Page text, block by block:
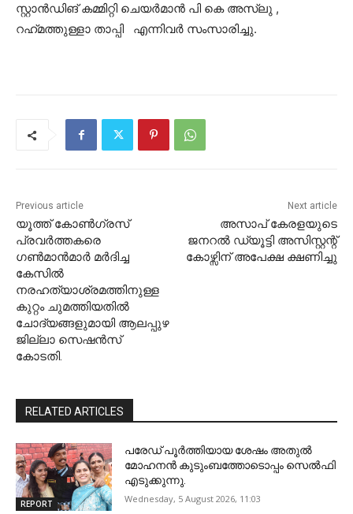
സ്റ്റാന്‍ഡിങ് കമ്മിറ്റി ചെയര്‍മാന്‍ പി കെ അസ്ലു ,
റഹ്‌മത്തുള്ളാ താപ്പി എന്നിവര്‍ സംസാരിച്ചു.
Previous article
യൂത്ത് കോണ്‍ഗ്രസ്
പ്രവര്‍ത്തകരെ
ഗണ്‍മാന്‍മാര്‍ മര്‍ദിച്ച
കേസില്‍
നരഹത്യാശ്രമത്തിനുള്ള
കുറ്റം ചുമത്തിയതില്‍
ചോദ്യങ്ങളുമായി ആലപ്പുഴ
ജില്ലാ സെഷന്‍സ്
കോടതി.
Next article
അസാപ് കേരളയുടെ
ജനറൽ ഡ്യൂട്ടി അസിസ്റ്റന്റ്
കോഴ്സിന് അപേക്ഷ ക്ഷണിച്ചു
RELATED ARTICLES
REPORT
പരേഡ് പൂര്‍ത്തിയായ ശേഷം അതുൽ
മോഹനൻ കുടുംബത്തോടൊപ്പം സെൽഫി
എടുക്കുന്നു.
Wednesday, 5 August 2026, 11:03